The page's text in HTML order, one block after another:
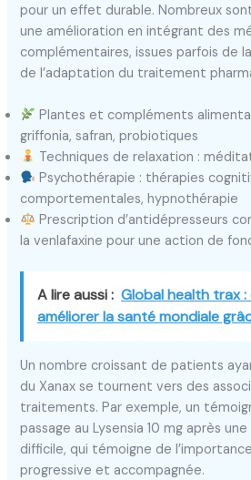
pour un effet durable. Nombreux
une amélioration en intégrant des
complémentaires, issues parfois de
de l’adaptation du traitement
Plantes et compléments
griffonia, safran, probiotiques
Techniques de relaxation :
Psychothérapie : thérapies
comportementales, hypnothérapie
Prescription d’antidépresseurs
la venlafaxine pour une action de
A lire aussi : Global health trax
améliorer la santé mondiale
Un nombre croissant de patients
du Xanax se tournent vers des
traitements. Par exemple, un
passage au Lysensia 10 mg après
difficile, qui témoigne de
progressive et accompagnée.